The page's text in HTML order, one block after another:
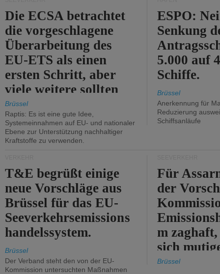
Die ECSA betrachtet
die vorgeschlagene
Überarbeitung des
EU-ETS als einen
ersten Schritt, aber
viele weitere sollten
folgen.
Brüssel
Raptis: Es ist eine gute Idee,
Systemeinnahmen auf EU- und nationaler
Ebene zur Unterstützung nachhaltiger
Kraftstoffe zu verwenden.
ESPO:
Senkung
5.000 auf
Schiffe.
Brüssel
Anerkennung für
Reduzierung
Schiffsanläufe
T&E begrüßt einige
neue Vorschläge aus
Brüssel für das EU-
Seeverkehrsemissions
handelssystem.
Brüssel
Der Verband steht den von der EU-
Kommission untersuchten Maßnahmen
Für
der
m
sich
Brüssel